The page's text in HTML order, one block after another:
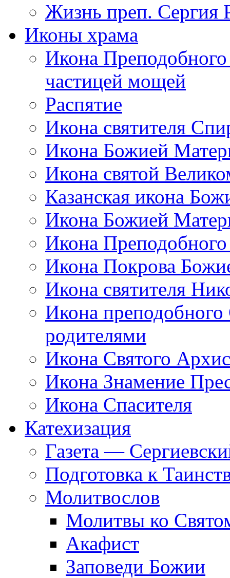
Жизнь преп. Сергия
Иконы храма
Икона
частицей мощей
Распятие
Икона святителя
Икона Божией
Икона святой
Казанская икона
Икона Божией
Икона
Икона Покрова
Икона святителя
Икона преподобного
родителями
Икона Святого
Икона Знамение
Икона Спасителя
Катехизация
Газета —
Подготовка к
Молитвослов
Молитвы ко
Акафист
Заповеди Божии